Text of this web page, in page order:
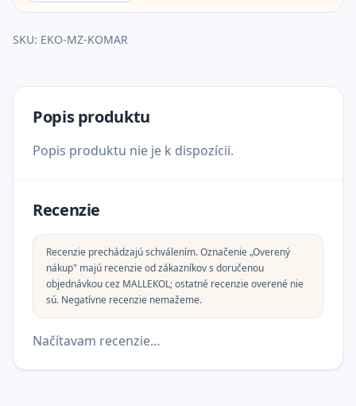
SKU: EKO-MZ-KOMAR
Popis produktu
Popis produktu nie je k dispozícii.
Recenzie
Recenzie prechádzajú schválením. Označenie „Overený
nákup" majú recenzie od zákazníkov s doručenou
objednávkou cez MALLEKOL; ostatné recenzie overené nie
sú. Negatívne recenzie nemažeme.
Načítavam recenzie…